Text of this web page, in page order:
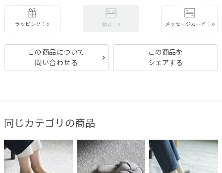
ラッピング：○ 熨斗：× メッセージカード：○
この商品について
問い合わせる
この商品を
シェアする
同じカテゴリの商品